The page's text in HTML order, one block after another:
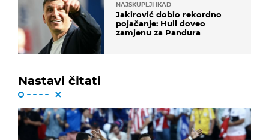
NAJSKUPLJI IKAD
Jakirović dobio rekordno
pojačanje: Hull doveo
zamjenu za Pandura
Nastavi čitati